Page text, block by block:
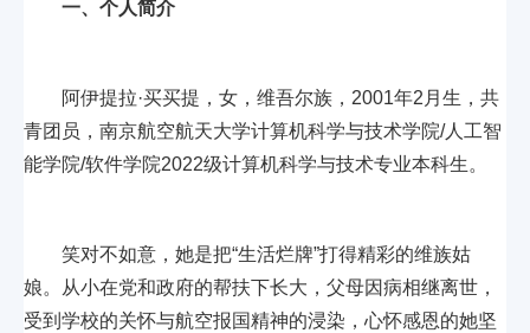
一、个人简介
阿伊提拉·买买提，女，维吾尔族，2001年2月生，共
青团员，南京航空航天大学计算机科学与技术学院/人工智
能学院/软件学院2022级计算机科学与技术专业本科生。
笑对不如意，她是把“生活烂牌”打得精彩的维族姑
娘。从小在党和政府的帮扶下长大，父母因病相继离世，
受到学校的关怀与航空报国精神的浸染，心怀感恩的她坚